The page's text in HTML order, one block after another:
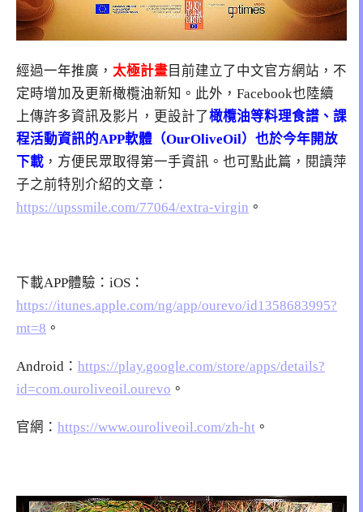
經過一年推廣， 太極計畫目前建立了中文官方網站，不
定時增加及更新橄欖油新知。此外，Facebook也陸續
上傳許多資訊及影片，更設計了橄欖油等料理食譜、課
程活動資訊的APP軟體（OurOliveOil）也於今年開放
下載 ，方便民眾取得第一手資訊。也可點此篇，閱讀萍
子之前特別介紹的文章：
https://upssmile.com/77064/extra-virgin 。
下載APP體驗：iOS：
https://itunes.apple.com/ng/app/ourevo/id1358683995?
mt=8 。
Android： https://play.google.com/store/apps/details?
id=com.ouroliveoil.ourevo 。
官網： https://www.ouroliveoil.com/zh-ht 。